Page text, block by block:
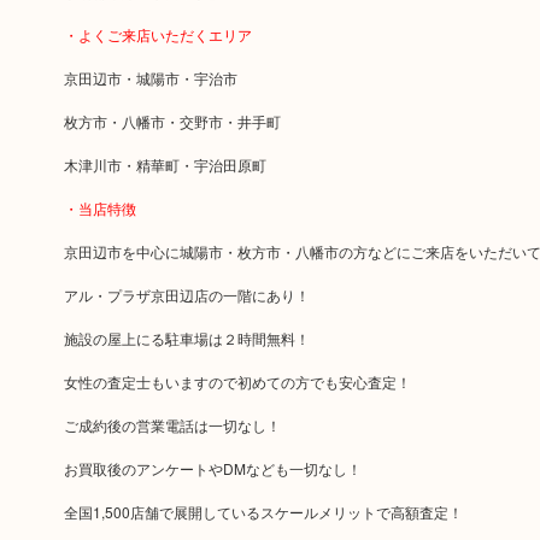
・よくご来店いただくエリア
京田辺市・城陽市・宇治市
枚方市・八幡市・交野市・井手町
木津川市・精華町・宇治田原町
・当店特徴
京田辺市を中心に城陽市・枚方市・八幡市の方などにご来店をいただい
アル・プラザ京田辺店の一階にあり！
施設の屋上にる駐車場は２時間無料！
女性の査定士もいますので初めての方でも安心査定！
ご成約後の営業電話は一切なし！
お買取後のアンケートやDMなども一切なし！
全国1,500店舗で展開しているスケールメリットで高額査定！